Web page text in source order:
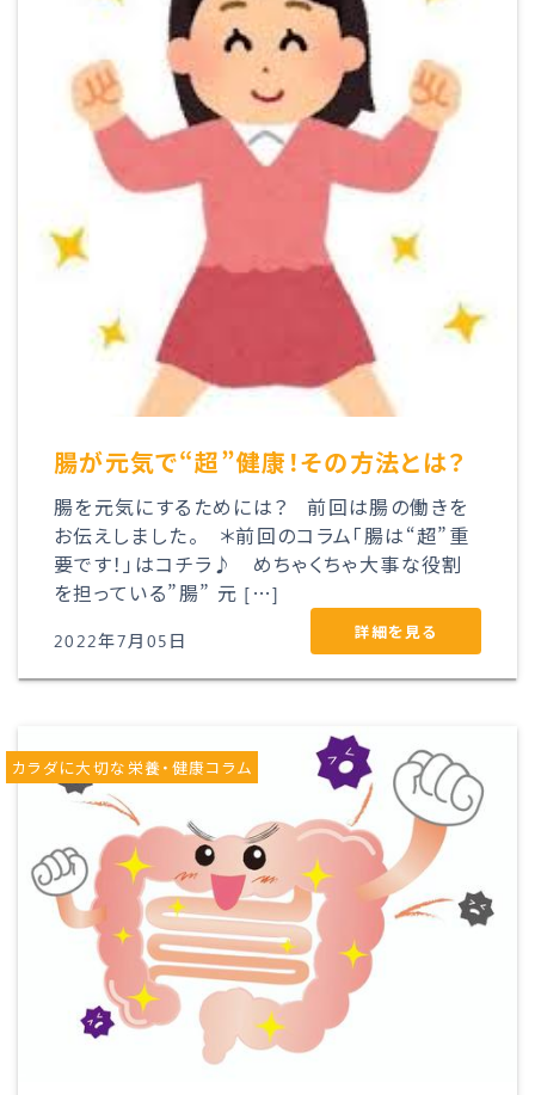
腸が元気で“超”健康！その方法とは？
腸を元気にするためには？ 前回は腸の働きを
お伝えしました。 ＊前回のコラム「腸は“超”重
要です！」はコチラ♪ めちゃくちゃ大事な役割
を担っている”腸” 元 […]
2022年7月05日 詳細を見る
カラダに大切な栄養・健康コラム